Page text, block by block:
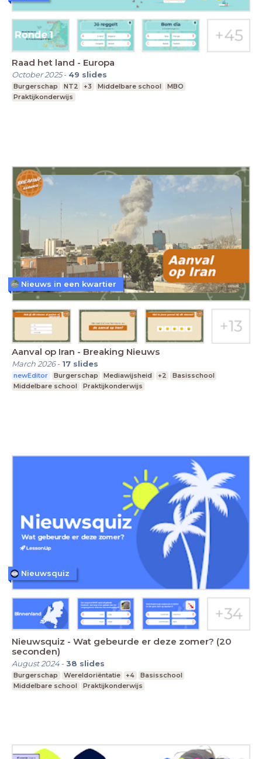
Raad het land - Europa
October 2025- 49 slides
Burgerschap NT2 +3 Middelbare school
MBO
Praktijkonderwijs
Aanval op Iran - Breaking Nieuws
March 2026- 17 slides
newEditor Burgerschap Mediawijsheid +2
Basisschool
Middelbare school
Praktijkonderwijs
Nieuws in een kwartier
Nieuwsquiz - Wat gebeurde er deze zomer? (20
seconden)
August 2024-38 slides
Burgerschap Wereldoriëntatie +4
Basisschool
Middelbare school
Praktijkonderwijs
Nieuwsquiz